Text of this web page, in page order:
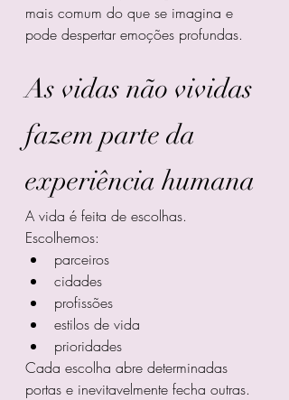
mais comum do que se imagina e
pode despertar emoções profundas.
As vidas não vividas
fazem parte da
experiência humana
A vida é feita de escolhas.
Escolhemos:
parceiros
cidades
profissões
estilos de vida
prioridades
Cada escolha abre determinadas
portas e inevitavelmente fecha outras.